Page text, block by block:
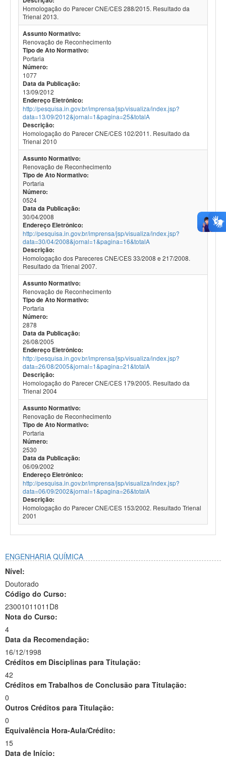
Homologação do Parecer CNE/CES 288/2015. Resultado da
Trienal 2013.
Assunto Normativo:
Renovação de Reconhecimento
Tipo de Ato Normativo:
Portaria
Número:
1077
Data da Publicação:
13/09/2012
Endereço Eletrônico:
http://pesquisa.in.gov.br/imprensa/jsp/visualiza/index.jsp?
data=13/09/2012&jornal=1&pagina=25&totalA
Descrição:
Homologação do Parecer CNE/CES 102/2011. Resultado da
Trienal 2010
Assunto Normativo:
Renovação de Reconhecimento
Tipo de Ato Normativo:
Portaria
Número:
0524
Data da Publicação:
30/04/2008
Endereço Eletrônico:
http://pesquisa.in.gov.br/imprensa/jsp/visualiza/index.jsp?
data=30/04/2008&jornal=1&pagina=16&totalA
Descrição:
Homologação dos Pareceres CNE/CES 33/2008 e 217/2008.
Resultado da Trienal 2007.
Assunto Normativo:
Renovação de Reconhecimento
Tipo de Ato Normativo:
Portaria
Número:
2878
Data da Publicação:
26/08/2005
Endereço Eletrônico:
http://pesquisa.in.gov.br/imprensa/jsp/visualiza/index.jsp?
data=26/08/2005&jornal=1&pagina=21&totalA
Descrição:
Homologação do Parecer CNE/CES 179/2005. Resultado da
Trienal 2004
Assunto Normativo:
Renovação de Reconhecimento
Tipo de Ato Normativo:
Portaria
Número:
2530
Data da Publicação:
06/09/2002
Endereço Eletrônico:
http://pesquisa.in.gov.br/imprensa/jsp/visualiza/index.jsp?
data=06/09/2002&jornal=1&pagina=26&totalA
Descrição:
Homologação do Parecer CNE/CES 153/2002. Resultado Trienal
2001
ENGENHARIA QUÍMICA
Nível:
Doutorado
Código do Curso:
23001011011D8
Nota do Curso:
4
Data da Recomendação:
16/12/1998
Créditos em Disciplinas para Titulação:
42
Créditos em Trabalhos de Conclusão para Titulação:
0
Outros Créditos para Titulação:
0
Equivalência Hora-Aula/Crédito:
15
Data de Início: